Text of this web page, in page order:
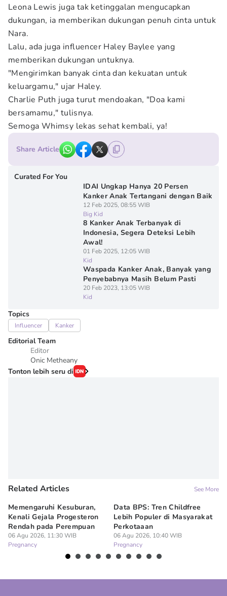
Leona Lewis juga tak ketinggalan mengucapkan
dukungan, ia memberikan dukungan penuh cinta untuk
Nara.
Lalu, ada juga influencer Haley Baylee yang
memberikan dukungan untuknya.
"Mengirimkan banyak cinta dan kekuatan untuk
keluargamu," ujar Haley.
Charlie Puth juga turut mendoakan, "Doa kami
bersamamu," tulisnya.
Semoga Whimsy lekas sehat kembali, ya!
Share Article
Curated For You
IDAI Ungkap Hanya 20 Persen
Kanker Anak Tertangani dengan Baik
12 Feb 2025, 08:55 WIB
Big Kid
8 Kanker Anak Terbanyak di
Indonesia, Segera Deteksi Lebih
Awal!
01 Feb 2025, 12:05 WIB
Kid
Waspada Kanker Anak, Banyak yang
Penyebabnya Masih Belum Pasti
20 Feb 2023, 13:05 WIB
Kid
Topics
Influencer Kanker
Editorial Team
Editor
Onic Metheany
Tonton lebih seru di
Related Articles See More
Memengaruhi Kesuburan,
Kenali Gejala Progesteron
Rendah pada Perempuan
06 Agu 2026, 11:30 WIB
Pregnancy
Data BPS: Tren Childfree
Lebih Populer di Masyarakat
Perkotaaan
06 Agu 2026, 10:40 WIB
Pregnancy